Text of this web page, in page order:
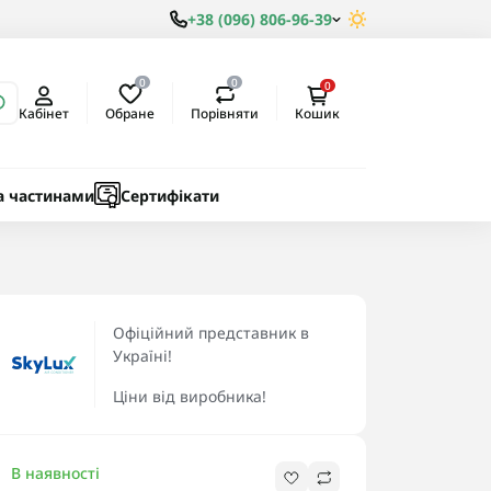
+38 (096) 806-96-39
Кабінет
0
Обране
0
Порівняти
0
Кошик
частинами Сертифікати
Офіційний представник в
Україні!
Ціни від виробника!
В наявності